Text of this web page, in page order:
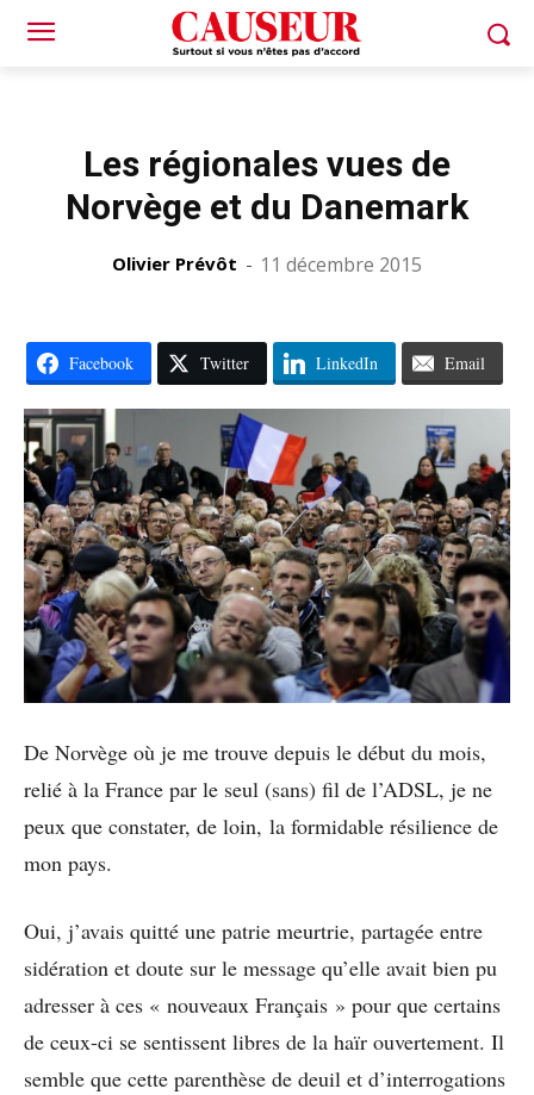
Les régionales vues de
Norvège et du Danemark
Olivier Prévôt - 11 décembre 2015
Facebook Twitter LinkedIn Email
De Norvège où je me trouve depuis le début du mois,
relié à la France par le seul (sans) fil de l’ADSL, je ne
peux que constater, de loin, la formidable résilience de
mon pays.
Oui, j’avais quitté une patrie meurtrie, partagée entre
sidération et doute sur le message qu’elle avait bien pu
adresser à ces « nouveaux Français » pour que certains
de ceux-ci se sentissent libres de la haïr ouvertement. Il
semble que cette parenthèse de deuil et d’interrogations